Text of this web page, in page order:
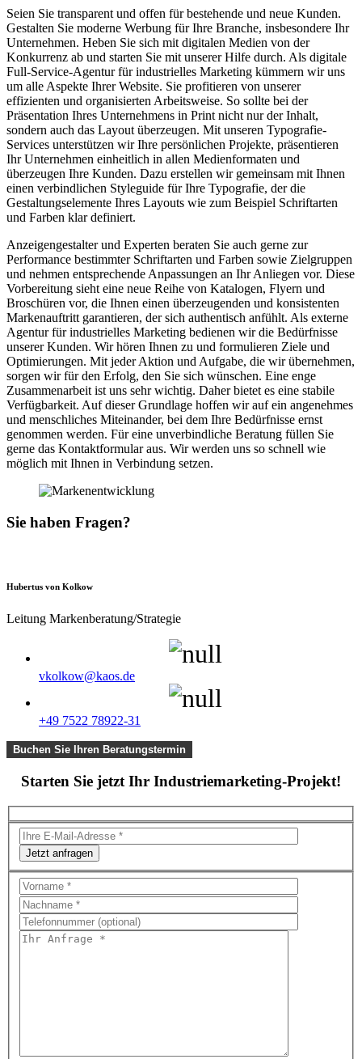
Seien Sie transparent und offen für bestehende und neue Kunden.
Gestalten Sie moderne Werbung für Ihre Branche, insbesondere Ihr
Unternehmen. Heben Sie sich mit digitalen Medien von der
Konkurrenz ab und starten Sie mit unserer Hilfe durch. Als digitale
Full-Service-Agentur für industrielles Marketing kümmern wir uns
um alle Aspekte Ihrer Website. Sie profitieren von unserer
effizienten und organisierten Arbeitsweise. So sollte bei der
Präsentation Ihres Unternehmens in Print nicht nur der Inhalt,
sondern auch das Layout überzeugen. Mit unseren Typografie-
Services unterstützen wir Ihre persönlichen Projekte, präsentieren
Ihr Unternehmen einheitlich in allen Medienformaten und
überzeugen Ihre Kunden. Dazu erstellen wir gemeinsam mit Ihnen
einen verbindlichen Styleguide für Ihre Typografie, der die
Gestaltungselemente Ihres Layouts wie zum Beispiel Schriftarten
und Farben klar definiert.
Anzeigengestalter und Experten beraten Sie auch gerne zur
Performance bestimmter Schriftarten und Farben sowie Zielgruppen
und nehmen entsprechende Anpassungen an Ihr Anliegen vor. Diese
Vorbereitung sieht eine neue Reihe von Katalogen, Flyern und
Broschüren vor, die Ihnen einen überzeugenden und konsistenten
Markenauftritt garantieren, der sich authentisch anfühlt. Als externe
Agentur für industrielles Marketing bedienen wir die Bedürfnisse
unserer Kunden. Wir hören Ihnen zu und formulieren Ziele und
Optimierungen. Mit jeder Aktion und Aufgabe, die wir übernehmen,
sorgen wir für den Erfolg, den Sie sich wünschen. Eine enge
Zusammenarbeit ist uns sehr wichtig. Daher bietet es eine stabile
Verfügbarkeit. Auf dieser Grundlage hoffen wir auf ein angenehmes
und menschliches Miteinander, bei dem Ihre Bedürfnisse ernst
genommen werden. Für eine unverbindliche Beratung füllen Sie
gerne das Kontaktformular aus. Wir werden uns so schnell wie
möglich mit Ihnen in Verbindung setzen.
Sie haben Fragen?
Hubertus von Kolkow
Leitung Markenberatung/Strategie
vkolkow@kaos.de
+49 7522 78922-31
Buchen Sie Ihren Beratungstermin
Starten Sie jetzt Ihr Industriemarketing-Projekt!
Jetzt anfragen
Bitte
lasse
dieses
Feld